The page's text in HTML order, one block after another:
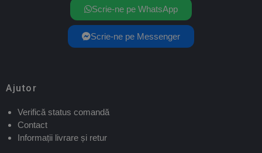
Scrie-ne pe WhatsApp
Scrie-ne pe Messenger
Ajutor
Verifică status comandă
Contact
Informații livrare și retur